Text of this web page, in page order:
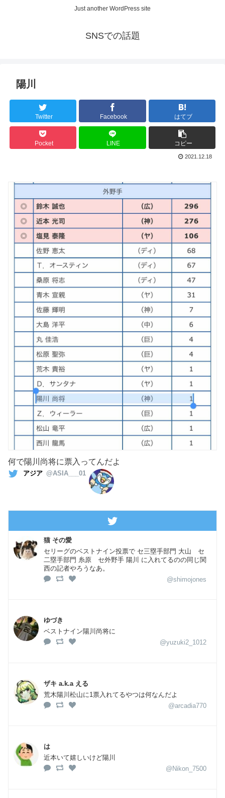
Just another WordPress site
SNSでの話題
陽川
Twitter Facebook はてブ
Pocket LINE コピー
2021.12.18
何で陽川尚将に票入ってんだよ
アジア @ASIA___01
猫 その愛
セリーグのベストナイン投票で セ三塁手部門 大山 セ
二塁手部門 糸原 セ外野手 陽川 に入れてるのの同じ関
西の記者やろうなあ。
@shimojones
ゆづき
ベストナイン陽川尚将に
@yuzuki2_1012
ザキ a.k.a える
荒木陽川松山に1票入れてるやつは何なんだよ
@arcadia770
は
近本いて嬉しいけど陽川
@Nikon_7500